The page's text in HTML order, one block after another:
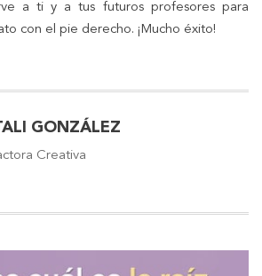
a ti y a tus futuros profesores para
con el pie derecho. ¡Mucho éxito!
GONZÁLEZ
Creativa